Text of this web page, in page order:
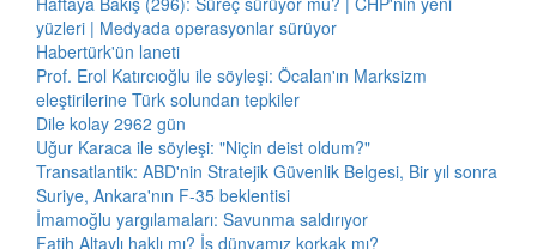
yüzleri | Medyada operasyonlar sürüyor
Habertürk'ün laneti
Prof. Erol Katırcıoğlu ile söyleşi: Öcalan'ın Marksizm
eleştirilerine Türk solundan tepkiler
Dile kolay 2962 gün
Uğur Karaca ile söyleşi: "Niçin deist oldum?"
Transatlantik: ABD'nin Stratejik Güvenlik Belgesi, Bir yıl sonra
Suriye, Ankara'nın F-35 beklentisi
İmamoğlu yargılamaları: Savunma saldırıyor
Fatih Altaylı haklı mı? İş dünyamız korkak mı?